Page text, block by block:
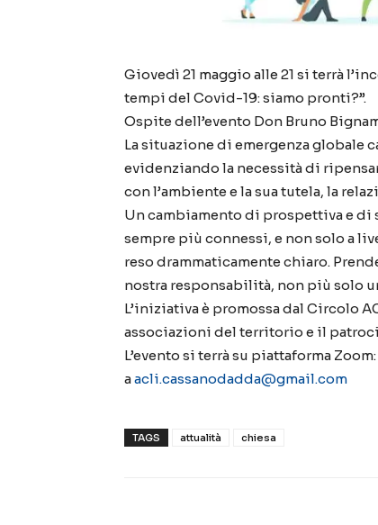
Giovedì 21 maggio alle 21 si terrà
tempi del Covid-19: siamo pronti?”.
Ospite dell’evento Don Bruno
La situazione di emergenza globale
evidenziando la necessità di
con l’ambiente e la sua tutela, la
Un cambiamento di prospettiva e di
sempre più connessi, e non solo a
reso drammaticamente chiaro.
nostra responsabilità, non più solo
L’iniziativa è promossa dal Circolo
associazioni del territorio e il
L’evento si terrà su piattaforma
aacli.cassanodadda@gmail.com
TAGS attualità chiesa